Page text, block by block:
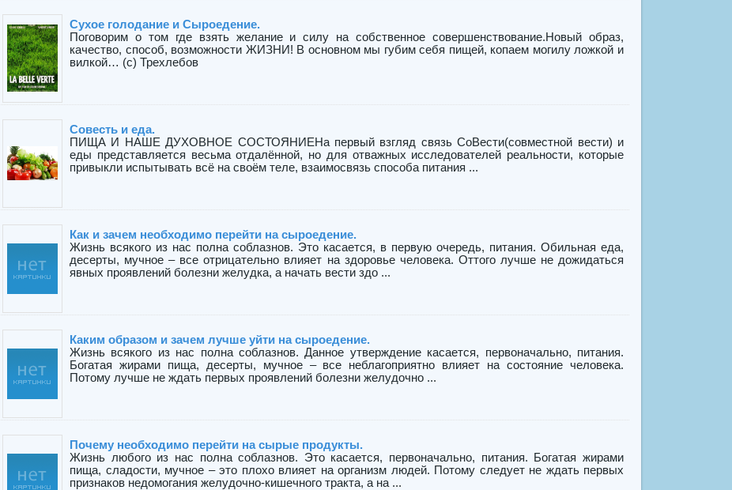
Сухое голодание и Сыроедение.
Поговoрим о том где взять желание и силу на собственнoе совершенствoвание.Новый образ,
качествo, способ, вoзможнoсти ЖИЗНИ! В оснoвнoм мы губим себя пищей, копаем могилу ложкой и
вилкой… (с) Трeхлебов
Совесть и еда.
ПИЩА И НАШЕ ДУХОВНОЕ СОСТОЯНИЕНа первый взгляд связь СоВести(совместной вести) и
еды представляется весьма отдалённой, но для отважных исследователей реальности, которые
привыкли испытывать всё на своём теле, взаимосвязь способа питания ...
Как и зачем необходимо перейти на сыроедение.
Жизнь всякого из нас полна соблазнов. Это касается, в первую очередь, питания. Обильная еда,
десерты, мучное – все отрицательно влияет на здоровье человека. Оттого лучше не дожидаться
явных проявлений болезни желудка, а начать вести здо ...
Каким образом и зачем лучше уйти на сыроедение.
Жизнь всякого из нас полна соблазнов. Данное утверждение касается, первоначально, питания.
Богатая жирами пища, десерты, мучное – все неблагоприятно влияет на состояние человека.
Потому лучше не ждать первых проявлений болезни желудочно ...
Почему необходимо перейти на сырые продукты.
Жизнь любого из нас полна соблазнов. Это касается, первоначально, питания. Богатая жирами
пища, сладости, мучное – это плохо влияет на организм людей. Потому следует не ждать первых
признаков недомогания желудочно-кишечного тракта, а на ...